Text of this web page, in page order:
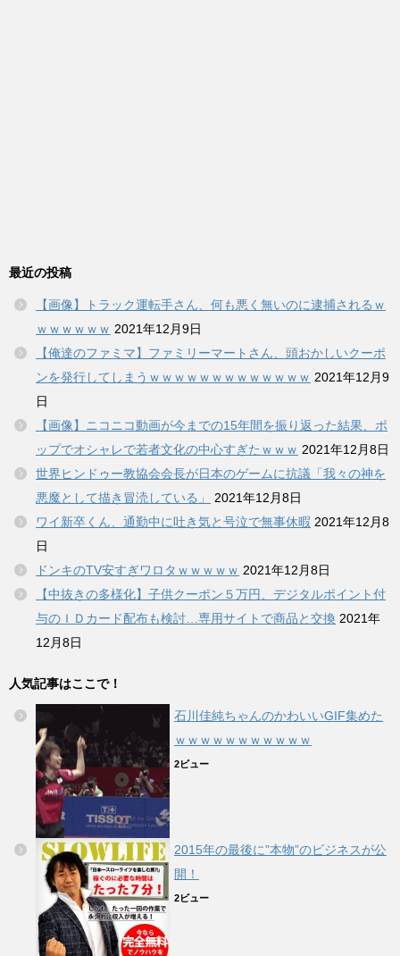
最近の投稿
【画像】トラック運転手さん、何も悪く無いのに逮捕されるｗ
ｗｗｗｗｗｗ 2021年12月9日
【俺達のファミマ】ファミリーマートさん、頭おかしいクーポ
ンを発行してしまうｗｗｗｗｗｗｗｗｗｗｗｗｗ 2021年12月9
日
【画像】ニコニコ動画が今までの15年間を振り返った結果、ポ
ップでオシャレで若者文化の中心すぎたｗｗｗ 2021年12月8日
世界ヒンドゥー教協会会長が日本のゲームに抗議「我々の神を
悪魔として描き冒涜している」
2021年12月8日
ワイ新卒くん、通勤中に吐き気と号泣で無事休暇 2021年12月8
日
ドンキのTV安すぎワロタｗｗｗｗｗ 2021年12月8日
【中抜きの多様化】子供クーポン５万円、デジタルポイント付
与のＩＤカード配布も検討…専用サイトで商品と交換 2021年
12月8日
人気記事はここで！
石川佳純ちゃんのかわいいGIF集めた
ｗｗｗｗｗｗｗｗｗｗｗ
2ビュー
2015年の最後に”本物”のビジネスが公
開！
2ビュー